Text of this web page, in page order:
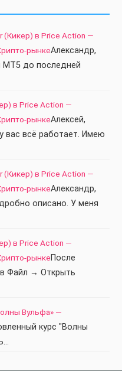
(Кикер) в Price Action —
рынкеАлександр,
МТ5 до последней
в Price Action —
рынкеАлексей,
вас всё работает. Имею
(Кикер) в Price Action —
рынкеАлександр,
описано. У меня
в Price Action —
рынкеПосле
Файл → Открыть
Вульфа» —
курс "Волны